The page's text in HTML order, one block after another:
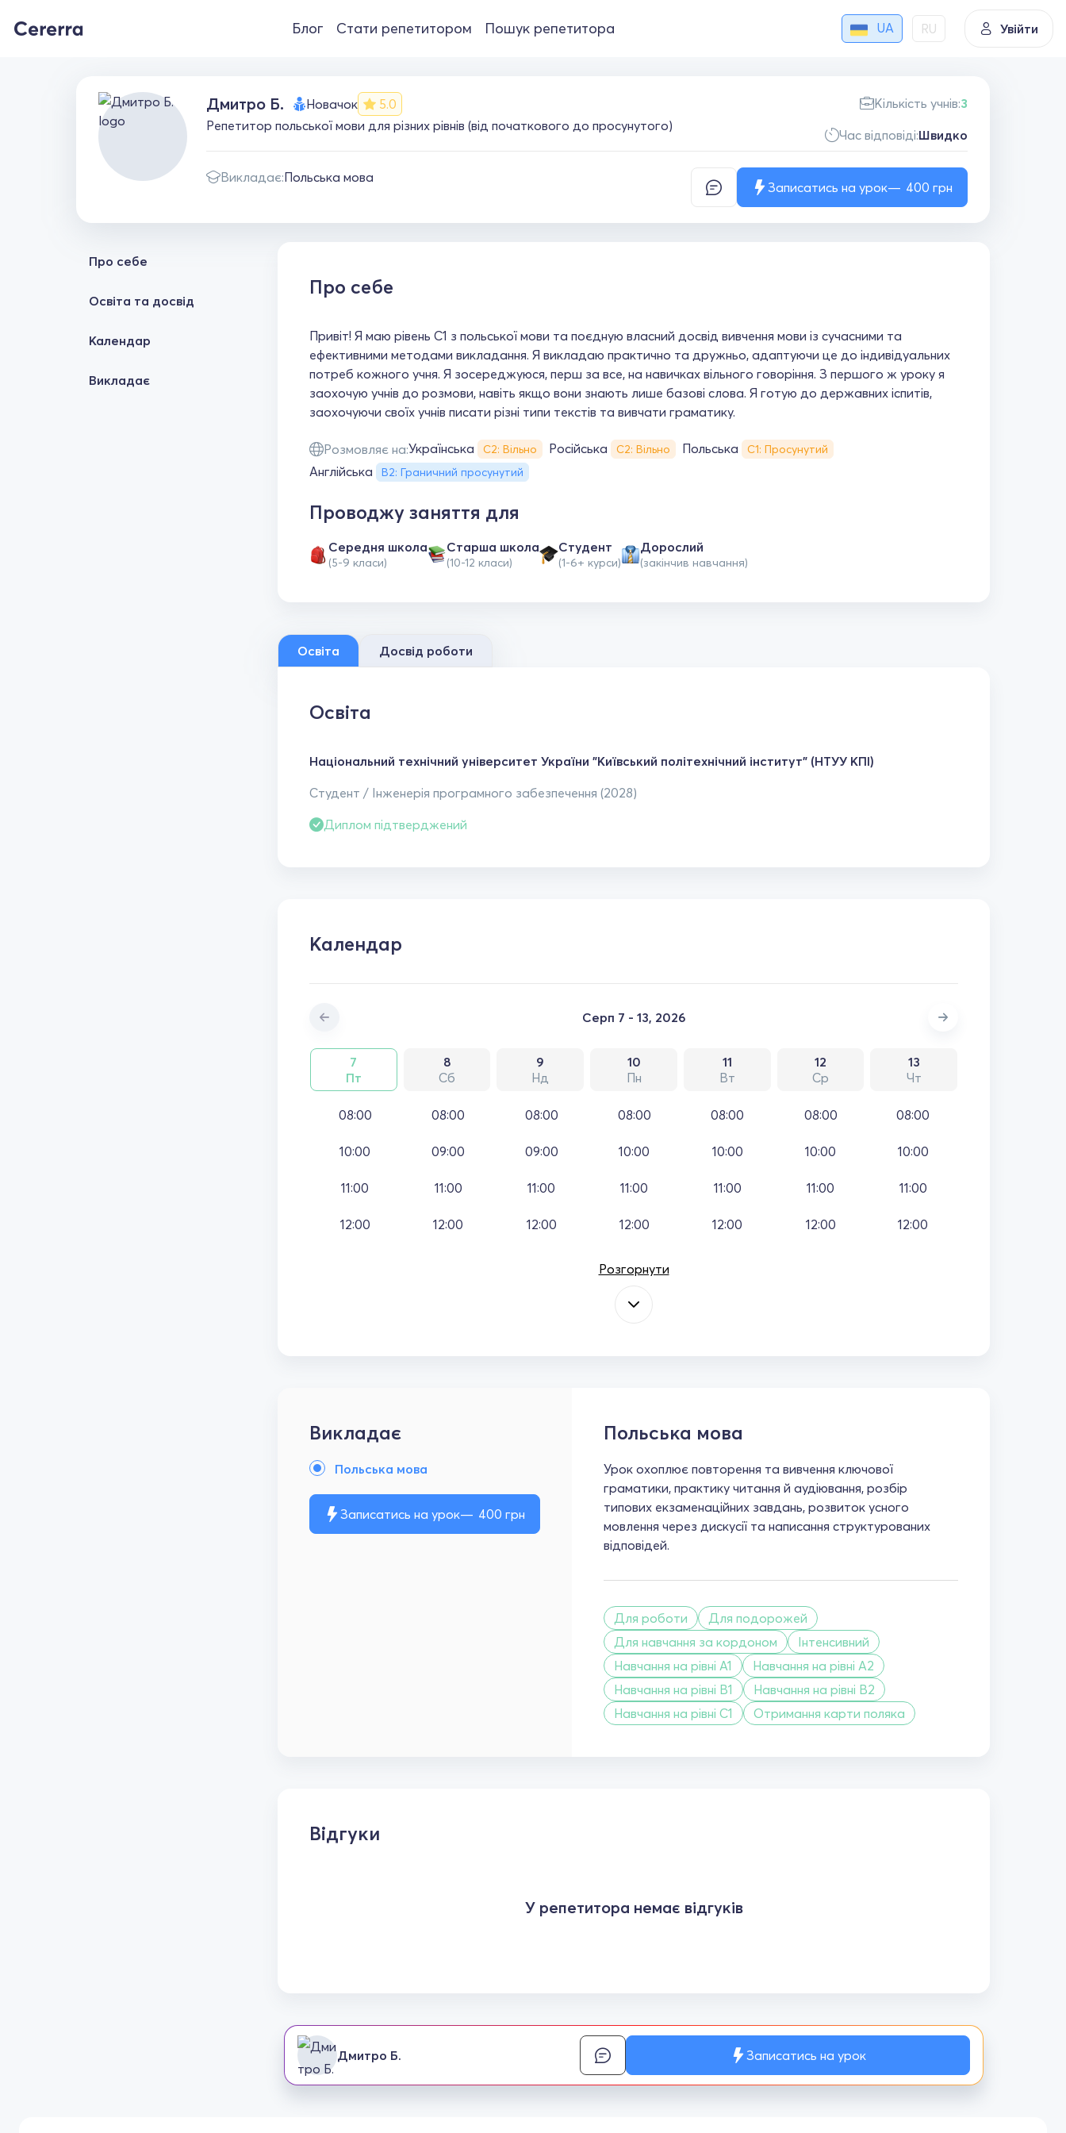
Блог Стати репетитором Пошук репетитора UA RU Увійти
Дмитро Б. Новачок
5.0
Репетитор польської мови для різних рівнів (від початкового до просунутого)
Викладає:Польська мова
Кількість учнів:3
Час відповіді:Швидко
Записатись на урок 400 грн
Про себе
Освіта та досвід
Календар
Викладає
Про себе
Привіт! Я маю рівень C1 з польської мови та поєдную власний досвід вивчення мови із сучасними та
ефективними методами викладання. Я викладаю практично та дружньо, адаптуючи це до індивідуальних
потреб кожного учня. Я зосереджуюся, перш за все, на навичках вільного говоріння. З першого ж уроку я
заохочую учнів до розмови, навіть якщо вони знають лише базові слова. Я готую до державних іспитів,
заохочуючи своїх учнів писати різні типи текстів та вивчати граматику.
Розмовляє на:Українська С2: Вільно Російська С2: Вільно Польська С1: Просунутий
Англійська B2: Граничний просунутий
Проводжу заняття для
Середня школа
(5-9 класи)
Старша школа
(10-12 класи)
Студент
(1-6+ курси)
Дорослий
(закінчив навчання)
Освіта Досвід роботи
Освіта
Національний технічний університет України "Київський політехнічний інститут" (НТУУ КПІ)
Студент / Інженерія програмного забезпечення (2028)
Диплом підтверджений
Календар
Серп 7 - 13, 2026
7
Пт
8
Сб
9
Нд
10
Пн
11
Вт
12
Ср
13
Чт
08:00
10:00
11:00
12:00
08:00
09:00
11:00
12:00
08:00
09:00
11:00
12:00
08:00
10:00
11:00
12:00
08:00
10:00
11:00
12:00
08:00
10:00
11:00
12:00
08:00
10:00
11:00
12:00
Розгорнути
Викладає
Польська мова
Записатись на урок 400 грн
Польська мова
Урок охоплює повторення та вивчення ключової
граматики, практику читання й аудіювання, розбір
типових екзаменаційних завдань, розвиток усного
мовлення через дискусії та написання структурованих
відповідей.
Для роботи
Для подорожей
Для навчання за кордоном
Інтенсивний
Навчання на рівні A1
Навчання на рівні A2
Навчання на рівні B1
Навчання на рівні B2
Навчання на рівні C1
Отримання карти поляка
Відгуки
У репетитора немає відгуків
Дмитро Б. Записатись на урок